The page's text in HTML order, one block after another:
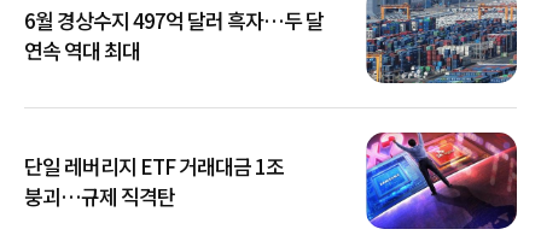
6월 경상수지 497억 달러 흑자…두 달
연속 역대 최대
단일 레버리지 ETF 거래대금 1조
붕괴…규제 직격탄